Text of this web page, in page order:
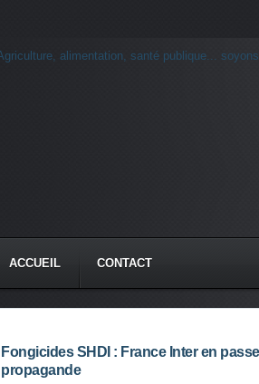
ACCUEIL CONTACT
Fongicides SHDI : France Inter en
propagande